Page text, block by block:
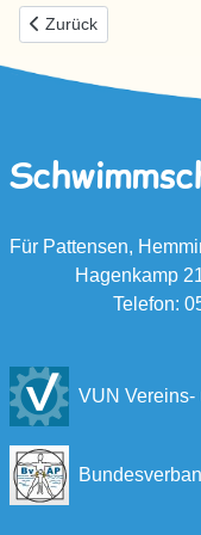
Vorheriger Beitrag:
Zurück
Für Pattensen,
Hagenkamp
Telefon:
VUN Vereins-